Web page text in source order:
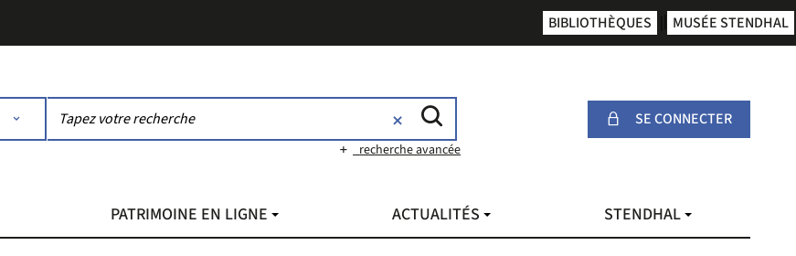
BIBLIOTHÈQUES MUSÉE STENDHAL
recherche avancée
SE CONNECTER
PATRIMOINE EN LIGNE ACTUALITÉS STENDHAL